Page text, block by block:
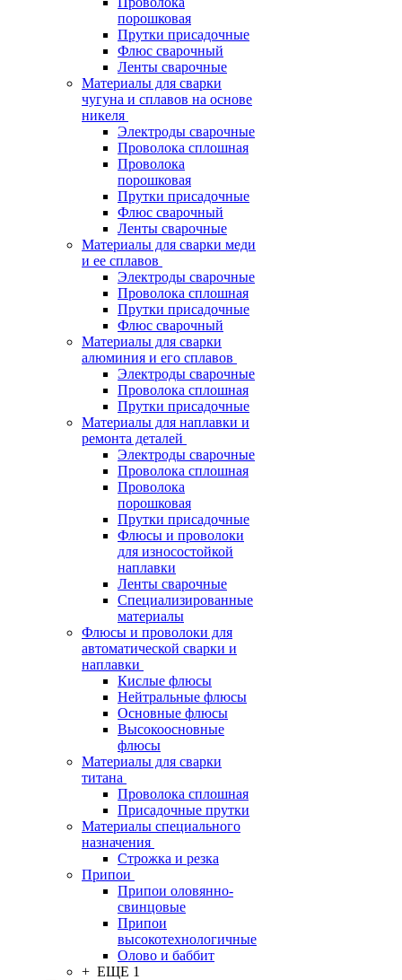
порошковая
Прутки присадочные
Флюс сварочный
Ленты сварочные
Материалы для сварки
чугуна и сплавов на основе
никеля
Электроды сварочные
Проволока сплошная
Проволока
порошковая
Прутки присадочные
Флюс сварочный
Ленты сварочные
Материалы для сварки меди
и ее сплавов
Электроды сварочные
Проволока сплошная
Прутки присадочные
Флюс сварочный
Материалы для сварки
алюминия и его сплавов
Электроды сварочные
Проволока сплошная
Прутки присадочные
Материалы для наплавки и
ремонта деталей
Электроды сварочные
Проволока сплошная
Проволока
порошковая
Прутки присадочные
Флюсы и проволоки
для износостойкой
наплавки
Ленты сварочные
Специализированные
материалы
Флюсы и проволоки для
автоматической сварки и
наплавки
Кислые флюсы
Нейтральные флюсы
Основные флюсы
Высокоосновные
флюсы
Материалы для сварки
титана
Проволока сплошная
Присадочные прутки
Материалы специального
назначения
Строжка и резка
Припои
Припои оловянно-
свинцовые
Припои
высокотехнологичные
Олово и баббит
+ ЕЩЕ 1